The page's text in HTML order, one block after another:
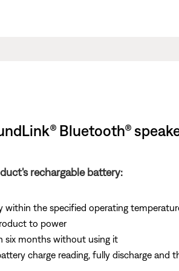
Bluetooth®
rechargable battery:
within the specified operating
to power
six months without using it
charge reading, fully discharge